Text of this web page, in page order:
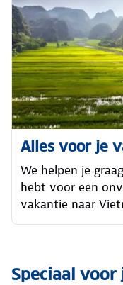
Alles voor je
We helpen je
hebt voor een
vakantie naar
Speciaal voor